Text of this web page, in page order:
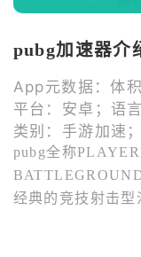
pubg加速器介
App元数据：体
平台：安卓；语
类别：手游加速
pubg全称
经典的竞技射击型
抗，让自己生存